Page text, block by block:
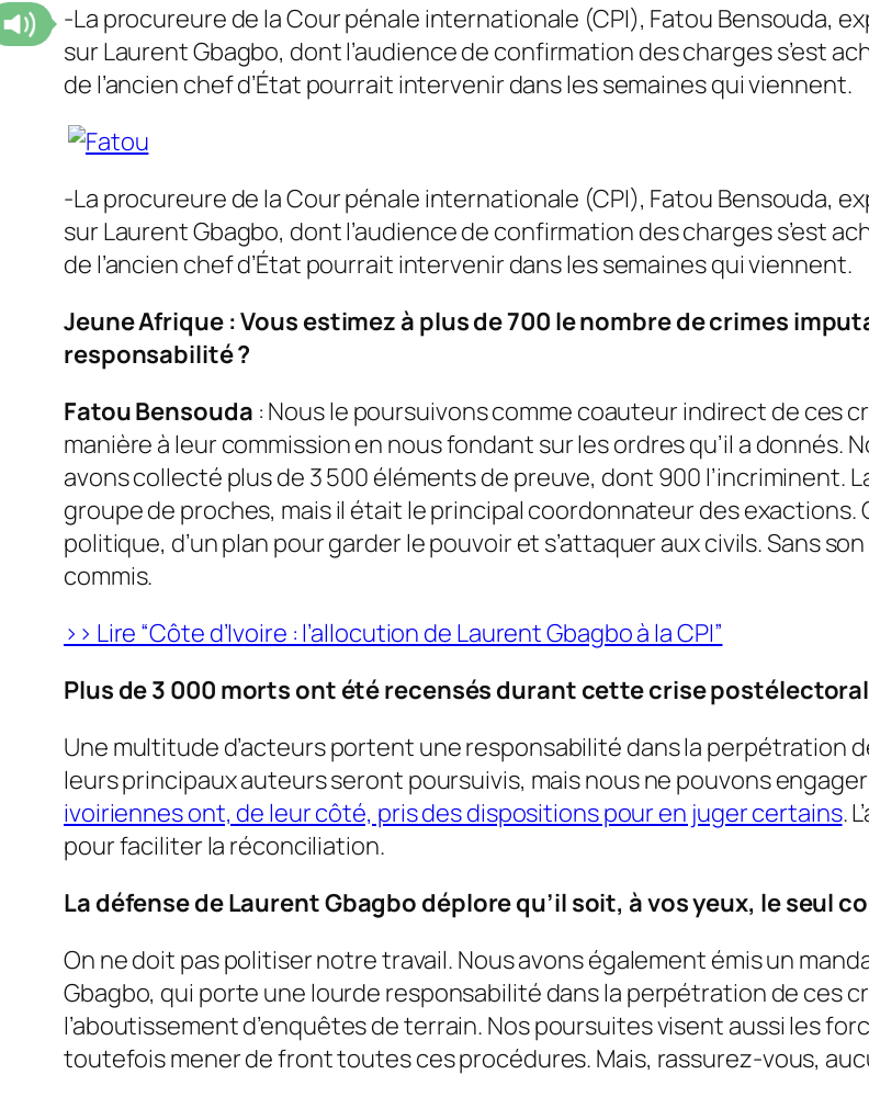
-La procureure de la Cour pénale internationale (CPI), Fatou Bensouda,
sur Laurent Gbagbo, dont l’audience de confirmation des charges s’est
de l’ancien chef d’État pourrait intervenir dans les semaines qui viennent.
-La procureure de la Cour pénale internationale (CPI), Fatou Bensouda,
sur Laurent Gbagbo, dont l’audience de confirmation des charges s’est
de l’ancien chef d’État pourrait intervenir dans les semaines qui viennent.
Jeune Afrique : Vous estimez à plus de 700 le nombre de crimes
responsabilité ?
Fatou Bensouda : Nous le poursuivons comme coauteur indirect de ces
manière à leur commission en nous fondant sur les ordres qu’il a donnés.
avons collecté plus de 3 500 éléments de preuve, dont 900 l’incriminent.
groupe de proches, mais il était le principal coordonnateur des exactions.
politique, d’un plan pour garder le pouvoir et s’attaquer aux civils. Sans
commis.
>> Lire “Côte d’Ivoire : l’allocution de Laurent Gbagbo à la CPI”
Plus de 3 000 morts ont été recensés durant cette crise
Une multitude d’acteurs portent une responsabilité dans la perpétration
leurs principaux auteurs seront poursuivis, mais nous ne pouvons
ivoiriennes ont, de leur côté, pris des dispositions pour en juger certains.
pour faciliter la réconciliation.
La défense de Laurent Gbagbo déplore qu’il soit, à vos yeux, le seul
On ne doit pas politiser notre travail. Nous avons également émis un
Gbagbo, qui porte une lourde responsabilité dans la perpétration de ces
l’aboutissement d’enquêtes de terrain. Nos poursuites visent aussi les
toutefois mener de front toutes ces procédures. Mais, rassurez-vous,